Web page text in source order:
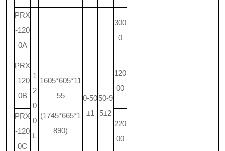
PRX
-120
0A
1
2
0
0
L
1605*605*11
55
(1745*665*1
890)
0-50
±1
50-9
5±2
300
0
PRX
-120
0B
120
00
PRX
-120
0C
220
00